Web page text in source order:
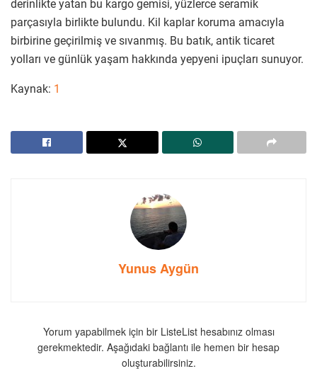
derinlikte yatan bu kargo gemisi, yüzlerce seramik
parçasıyla birlikte bulundu. Kil kaplar koruma amacıyla
birbirine geçirilmiş ve sıvanmış. Bu batık, antik ticaret
yolları ve günlük yaşam hakkında yepyeni ipuçları sunuyor.
Kaynak: 1
Yunus Aygün
Yorum yapabilmek için bir ListeList hesabınız olması
gerekmektedir. Aşağıdaki bağlantı ile hemen bir hesap
oluşturabilirsiniz.